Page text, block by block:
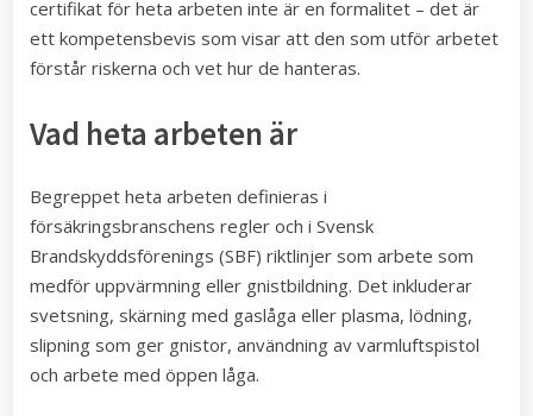
certifikat för heta arbeten inte är en formalitet – det är
ett kompetensbevis som visar att den som utför arbetet
förstår riskerna och vet hur de hanteras.
Vad heta arbeten är
Begreppet heta arbeten definieras i
försäkringsbranschens regler och i Svensk
Brandskyddsförenings (SBF) riktlinjer som arbete som
medför uppvärmning eller gnistbildning. Det inkluderar
svetsning, skärning med gaslåga eller plasma, lödning,
slipning som ger gnistor, användning av varmluftspistol
och arbete med öppen låga.